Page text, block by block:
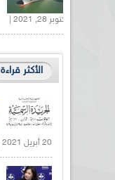
أكتوبر 28, 2021 |
الأكثر قراءة
20 أبريل 2021 |